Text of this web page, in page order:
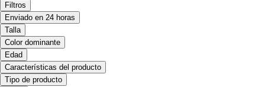
Filtros
Enviado en 24 horas
Talla
Color dominante
Edad
Características del producto
Tipo de producto